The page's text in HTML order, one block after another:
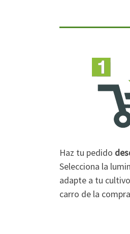
Haz tu pedido
Selecciona la
adapte a tu
carro de la